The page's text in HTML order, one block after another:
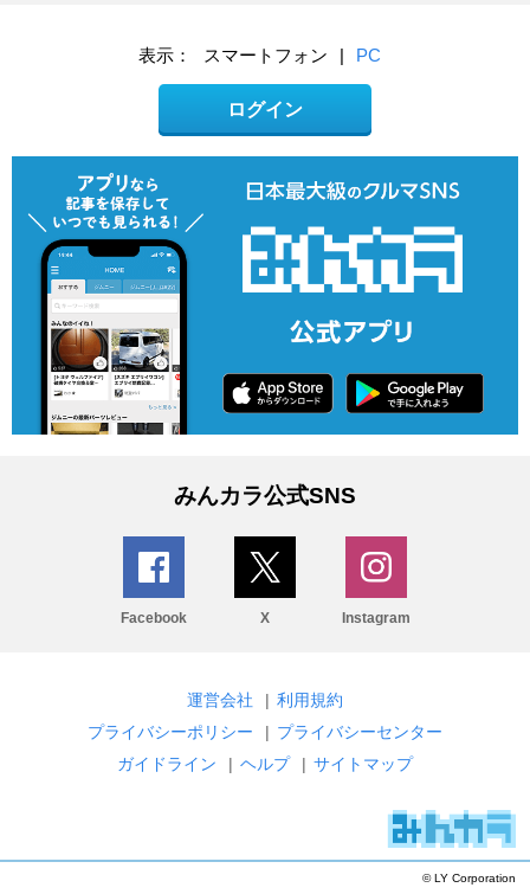
表示： スマートフォン | PC
ログイン
みんカラ公式SNS
Facebook X Instagram
運営会社 | 利用規約
プライバシーポリシー
| プライバシーセンター
ガイドライン
| ヘルプ | サイトマップ
© LY Corporation